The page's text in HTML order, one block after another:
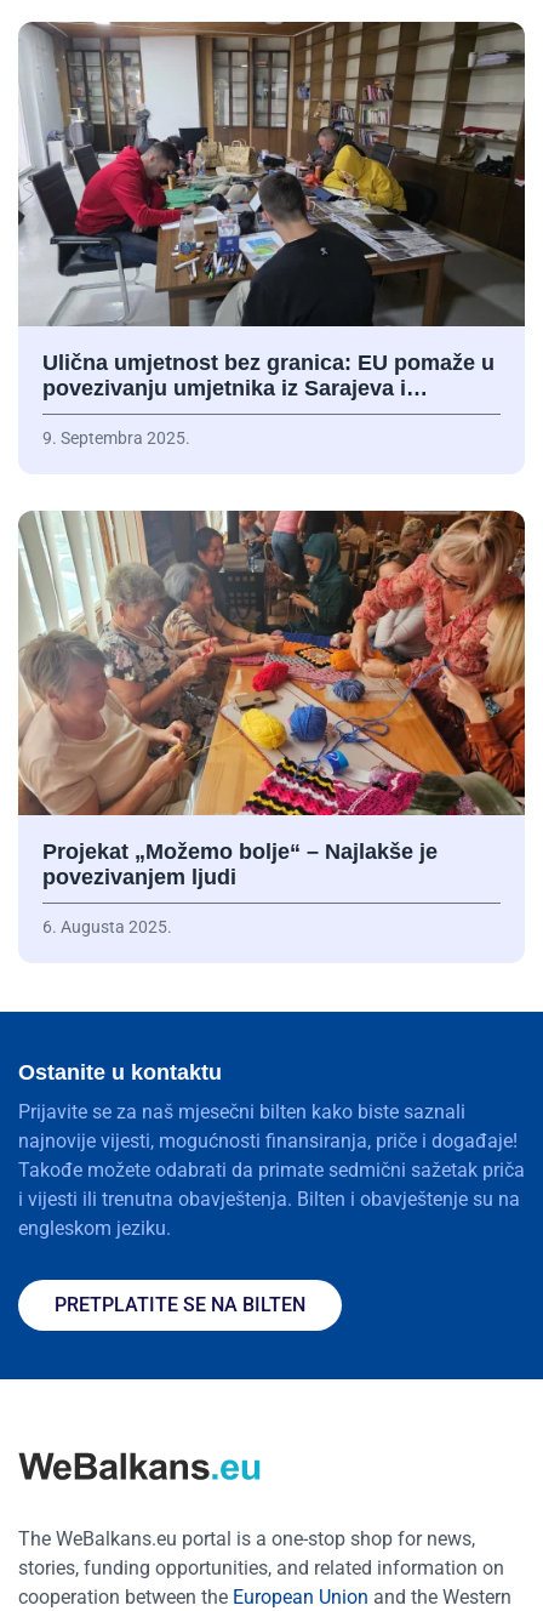
Ulična umjetnost bez granica: EU pomaže u
povezivanju umjetnika iz Sarajeva i…
9. Septembra 2025.
Projekat „Možemo bolje“ – Najlakše je
povezivanjem ljudi
6. Augusta 2025.
Ostanite u kontaktu
Prijavite se za naš mjesečni bilten kako biste saznali
najnovije vijesti, mogućnosti finansiranja, priče i događaje!
Takođe možete odabrati da primate sedmični sažetak priča
i vijesti ili trenutna obavještenja. Bilten i obavještenje su na
engleskom jeziku.
PRETPLATITE SE NA BILTEN
The WeBalkans.eu portal is a one-stop shop for news,
stories, funding opportunities, and related information on
cooperation between the European Union and the Western